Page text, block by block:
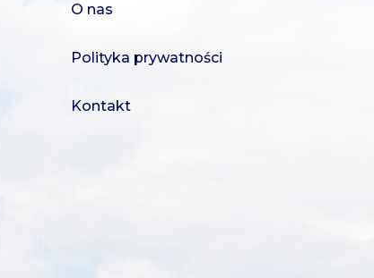
O nas
Polityka prywatności
Kontakt